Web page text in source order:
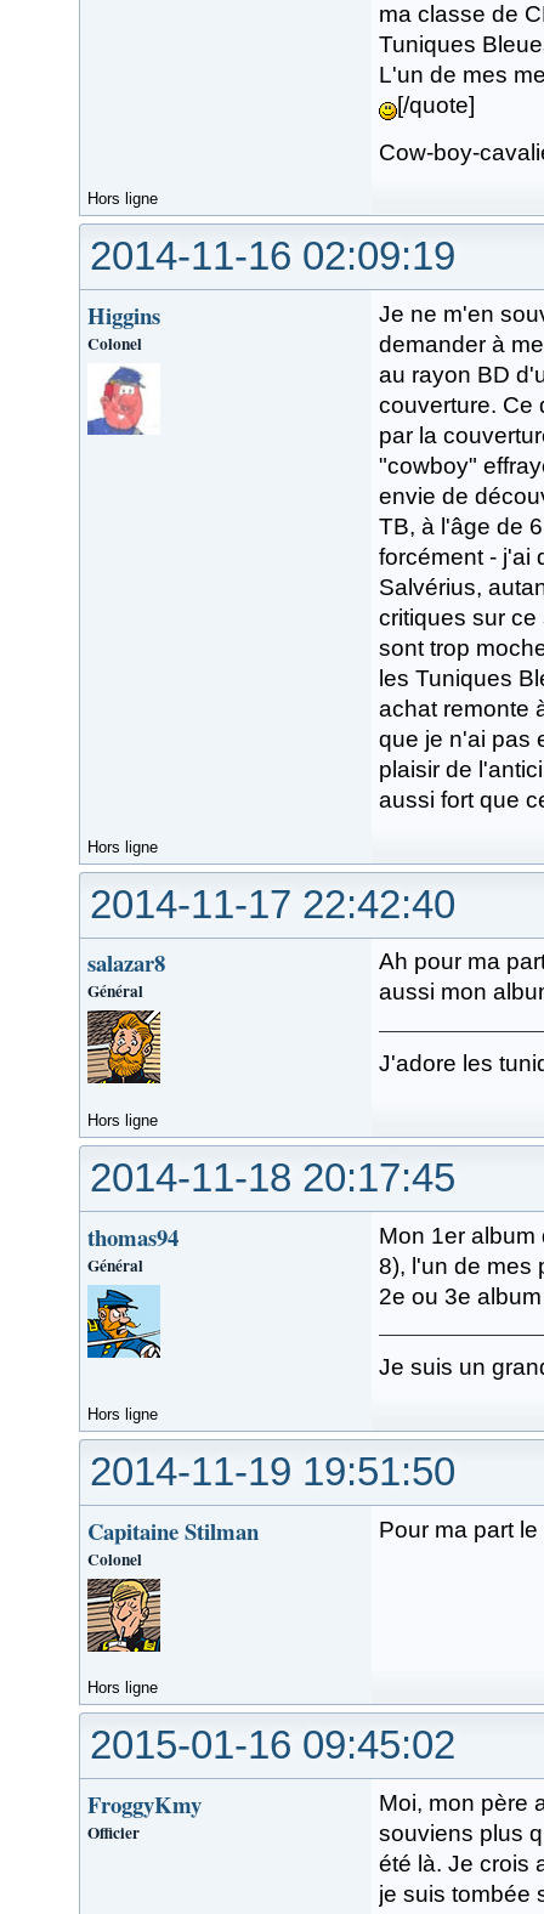
ma classe de
Tuniques
L'un de mes
[/quote]
Cow-boy-
Hors ligne
2014-11-16 02:09:19
Higgins
Colonel
Je ne m'en
demander à
au rayon BD
couverture. Ce
par la
"cowboy"
envie de
TB, à l'âge de
forcément - j'ai
Salvérius,
critiques sur
sont trop
les Tuniques
achat remonte
que je n'ai pas
plaisir de
aussi fort que
Hors ligne
2014-11-17 22:42:40
salazar8
Général
Ah pour ma
aussi mon
J'adore les
Hors ligne
2014-11-18 20:17:45
thomas94
Général
Mon 1er album
8), l'un de mes
2e ou 3e
Je suis un
Hors ligne
2014-11-19 19:51:50
Capitaine Stilman
Colonel
Pour ma part
Hors ligne
2015-01-16 09:45:02
FroggyKmy
Officier
Moi, mon père
souviens plus
été là. Je crois
je suis tombée